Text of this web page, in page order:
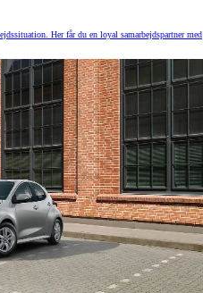
Her får du en loyal samarbejdspartner med